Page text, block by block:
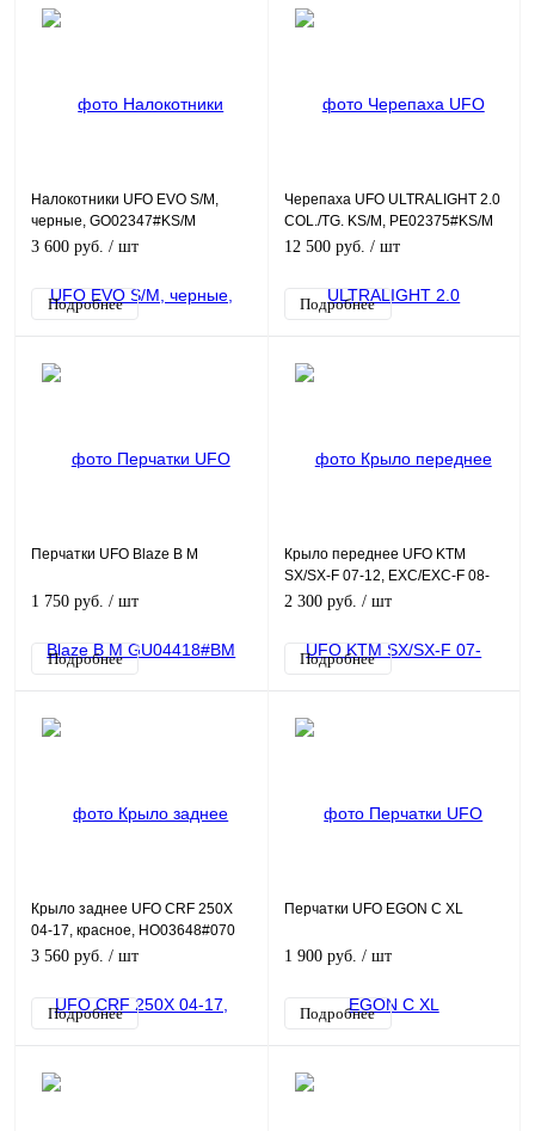
Налокотники UFO EVO S/M,
черные, GO02347#KS/M
3 600 руб. / шт
Подробнее
Черепаха UFO ULTRALIGHT 2.0
COL./TG. KS/M, PE02375#KS/M
12 500 руб. / шт
Подробнее
Перчатки UFO Blaze B M
1 750 руб. / шт
Подробнее
Крыло переднее UFO KTM
SX/SX-F 07-12, EXC/EXC-F 08-
13, оранжевое
2 300 руб. / шт
Подробнее
Крыло заднее UFO CRF 250X
04-17, красное, HO03648#070
3 560 руб. / шт
Подробнее
Перчатки UFO EGON C XL
1 900 руб. / шт
Подробнее